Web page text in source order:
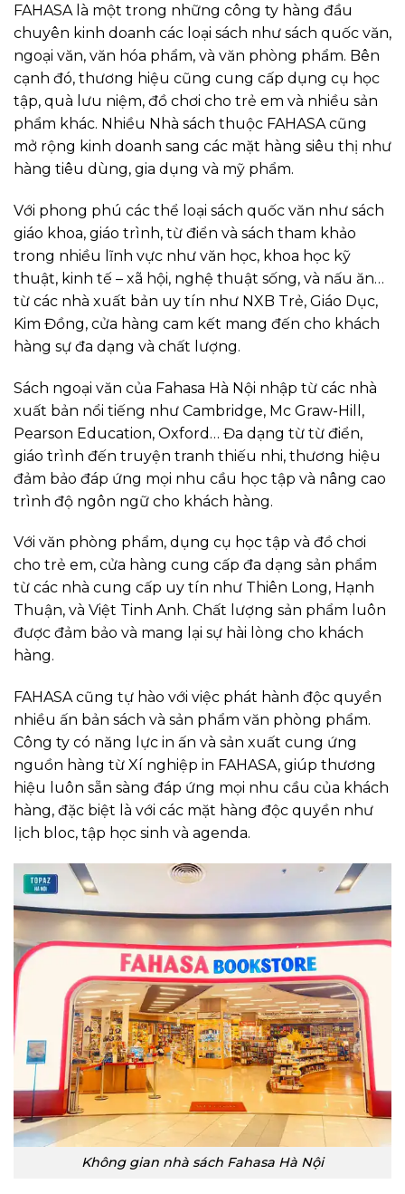
FAHASA là một trong những công ty hàng đầu
chuyên kinh doanh các loại sách như sách quốc văn,
ngoại văn, văn hóa phẩm, và văn phòng phẩm. Bên
cạnh đó, thương hiệu cũng cung cấp dụng cụ học
tập, quà lưu niệm, đồ chơi cho trẻ em và nhiều sản
phẩm khác. Nhiều Nhà sách thuộc FAHASA cũng
mở rộng kinh doanh sang các mặt hàng siêu thị như
hàng tiêu dùng, gia dụng và mỹ phẩm.
Với phong phú các thể loại sách quốc văn như sách
giáo khoa, giáo trình, từ điển và sách tham khảo
trong nhiều lĩnh vực như văn học, khoa học kỹ
thuật, kinh tế – xã hội, nghệ thuật sống, và nấu ăn…
từ các nhà xuất bản uy tín như NXB Trẻ, Giáo Dục,
Kim Đồng, cửa hàng cam kết mang đến cho khách
hàng sự đa dạng và chất lượng.
Sách ngoại văn của Fahasa Hà Nội nhập từ các nhà
xuất bản nổi tiếng như Cambridge, Mc Graw-Hill,
Pearson Education, Oxford… Đa dạng từ từ điển,
giáo trình đến truyện tranh thiếu nhi, thương hiệu
đảm bảo đáp ứng mọi nhu cầu học tập và nâng cao
trình độ ngôn ngữ cho khách hàng.
Với văn phòng phẩm, dụng cụ học tập và đồ chơi
cho trẻ em, cửa hàng cung cấp đa dạng sản phẩm
từ các nhà cung cấp uy tín như Thiên Long, Hạnh
Thuận, và Việt Tinh Anh. Chất lượng sản phẩm luôn
được đảm bảo và mang lại sự hài lòng cho khách
hàng.
FAHASA cũng tự hào với việc phát hành độc quyền
nhiều ấn bản sách và sản phẩm văn phòng phẩm.
Công ty có năng lực in ấn và sản xuất cung ứng
nguồn hàng từ Xí nghiệp in FAHASA, giúp thương
hiệu luôn sẵn sàng đáp ứng mọi nhu cầu của khách
hàng, đặc biệt là với các mặt hàng độc quyền như
lịch bloc, tập học sinh và agenda.
Không gian nhà sách Fahasa Hà Nội